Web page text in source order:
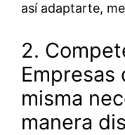
así adaptarte,
2.
Empresas
misma
manera